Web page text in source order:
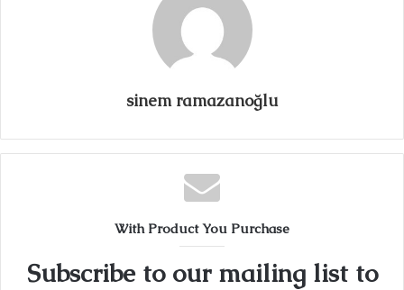
sinem ramazanoğlu
With Product You Purchase
Subscribe to our mailing list to